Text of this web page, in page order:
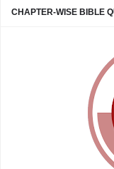
CHAPTER-WISE BIBLE